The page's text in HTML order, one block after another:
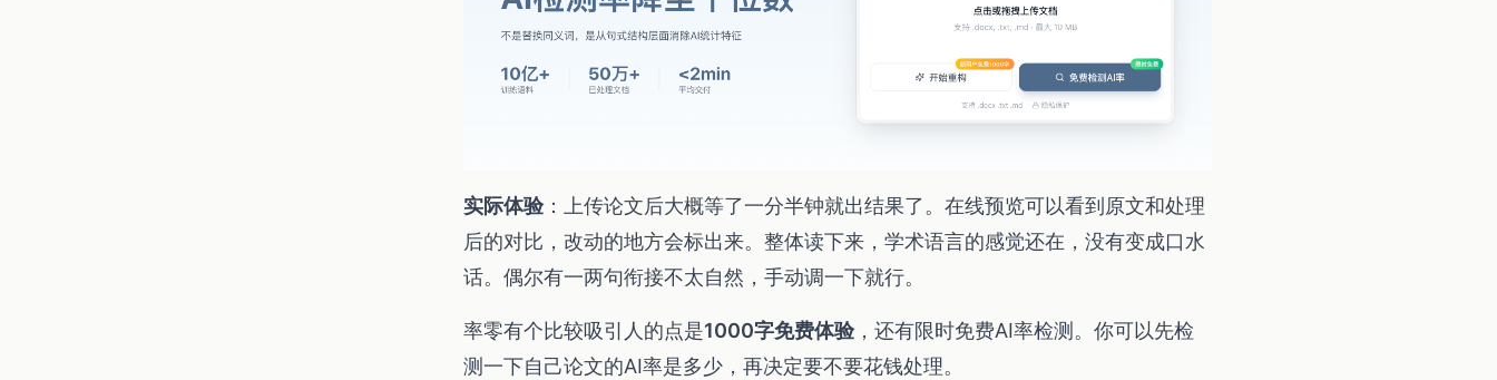
实际体验：上传论文后大概等了一分半钟就出结果了。在线预览可以看到原文和处理
后的对比，改动的地方会标出来。整体读下来，学术语言的感觉还在，没有变成口水
话。偶尔有一两句衔接不太自然，手动调一下就行。
率零有个比较吸引人的点是1000字免费体验，还有限时免费AI率检测。你可以先检
测一下自己论文的AI率是多少，再决定要不要花钱处理。